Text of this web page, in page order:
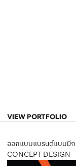
VIEW PORTFOLIO
ออกแบบแบรนด์แบบมีก
CONCEPT DESIGN